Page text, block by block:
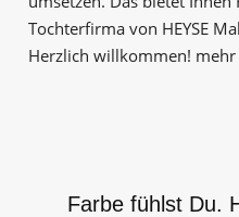
Tochterfirma von HEYSE
Herzlich willkommen! mehr
Farbe fühlst Du.